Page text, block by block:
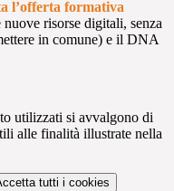
l’offerta formativa
risorse digitali, senza
in comune) e il DNA
utilizzati si avvalgono di
alle finalità illustrate nella
tutti i cookies